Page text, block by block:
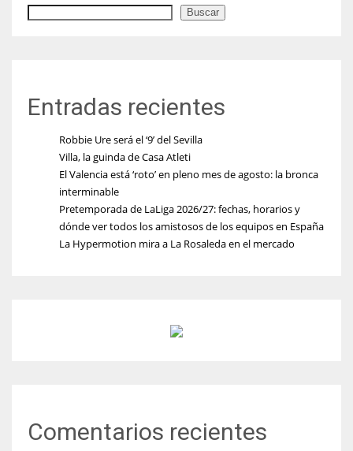
Buscar
Entradas recientes
Robbie Ure será el ‘9’ del Sevilla
Villa, la guinda de Casa Atleti
El Valencia está ‘roto’ en pleno mes de agosto: la bronca
interminable
Pretemporada de LaLiga 2026/27: fechas, horarios y
dónde ver todos los amistosos de los equipos en España
La Hypermotion mira a La Rosaleda en el mercado
Comentarios recientes